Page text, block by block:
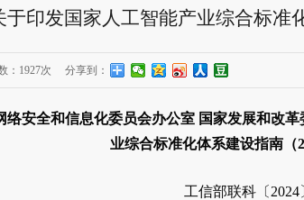
于印发国家人工智能产业综合标准
： 1927次 分享到：
络安全和信息化委员会办公室 国家发展和改
业综合标准化体系建设指南（
工信部联科〔2024